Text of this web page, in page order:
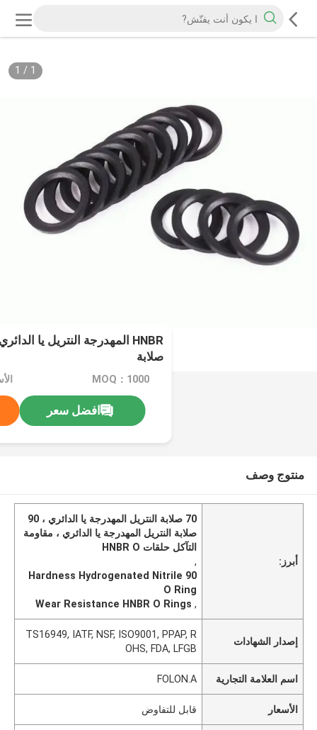
1
/
1
صلابة
MOQ：1000
افضل سعر
منتوج وصف
أبرز:
70 صلابة النتريل المهدرجة يا الدائري ، 90
صلابة النتريل المهدرجة يا الدائري ، مقاومة
التآكل حلقات HNBR O
,
90 Hardness Hydrogenated Nitrile
O Ring
,
Wear Resistance HNBR O Rings
إصدار الشهادات
TS16949, IATF, NSF, ISO9001, PPAP, R
OHS, FDA, LFGB
اسم العلامة التجارية FOLON.A
الأسعار قابل للتفاوض